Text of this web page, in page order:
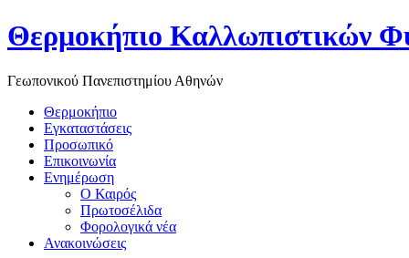
Θερμοκήπιο Καλλωπιστικών
Γεωπονικού Πανεπιστημίου Αθηνών
Θερμοκήπιο
Εγκαταστάσεις
Προσωπικό
Επικοινωνία
Ενημέρωση
Ο Καιρός
Πρωτοσέλιδα
Φορολογικά νέα
Ανακοινώσεις